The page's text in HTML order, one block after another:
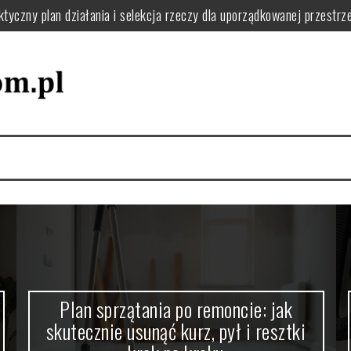
usunąć kurz, pył i resztki krok po kroku
układać naczynia i dbać o zmywarkę dla wygody i efektywności
funkcjonalną pralnię i uniknąć bałaganu
w domu: praktyczne nawyki i naturalne sposoby
plan działania i selekcja rzeczy dla uporządkowanej przestrzeni
Plan sprzątania po remoncie: jak
skutecznie usunąć kurz, pył i resztki